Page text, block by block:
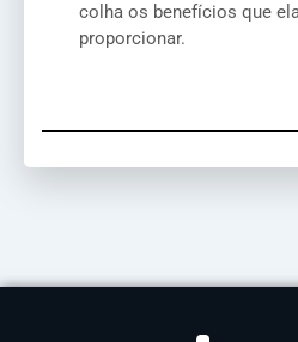
colha os benefícios que
proporcionar.